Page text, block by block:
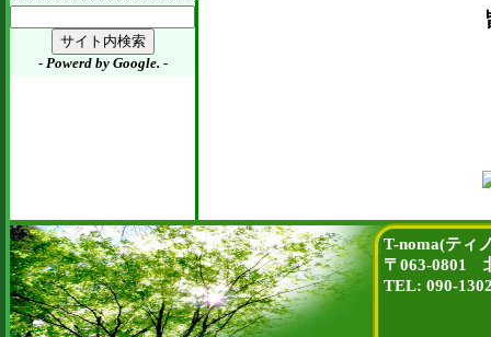
T-noma(ティ
〒063-0801
TEL: 090-
- Powerd by Google. -